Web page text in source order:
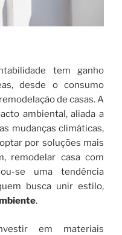
tem ganho
desde o consumo
de casas. A
ambiental, aliada a
mudanças climáticas,
por soluções mais
remodelar casa com
se uma tendência
busca unir estilo,
.
em materiais